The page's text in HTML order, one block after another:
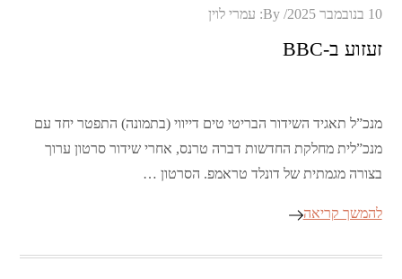
Posted
10 בנובמבר 2025 By: עמרי לוין
זעזוע ב-BBC
מנכ”ל תאגיד השידור הבריטי טים דייווי (בתמונה) התפטר יחד עם
מנכ”לית מחלקת החדשות דברה טרנס, אחרי שידור סרטון ערוך
בצורה מגמתית של דונלד טראמפ. הסרטון …
להמשך קריאה